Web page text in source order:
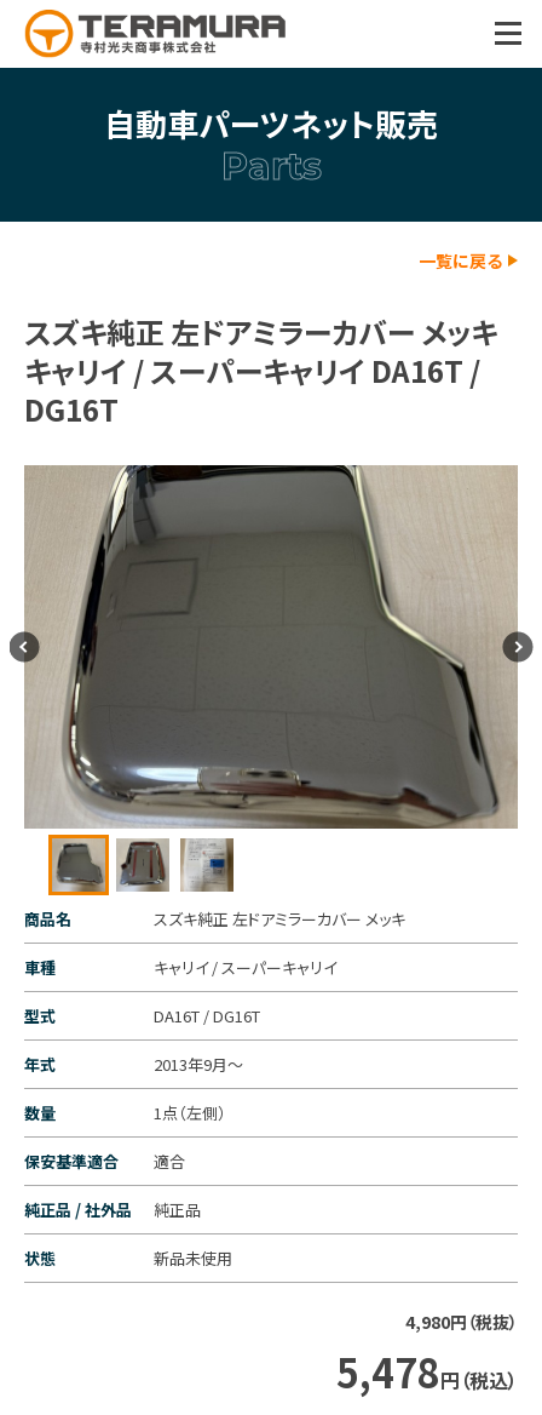
自動車パーツネット販売
Parts
一覧に戻る
スズキ純正 左ドアミラーカバー メッキ
キャリイ / スーパーキャリイ DA16T /
DG16T
商品名 スズキ純正 左ドアミラーカバー メッキ
車種 キャリイ / スーパーキャリイ
型式 DA16T / DG16T
年式 2013年9月～
数量 1点（左側）
保安基準適合 適合
純正品 / 社外品 純正品
状態 新品未使用
4,980円（税抜）
5,478円（税込）